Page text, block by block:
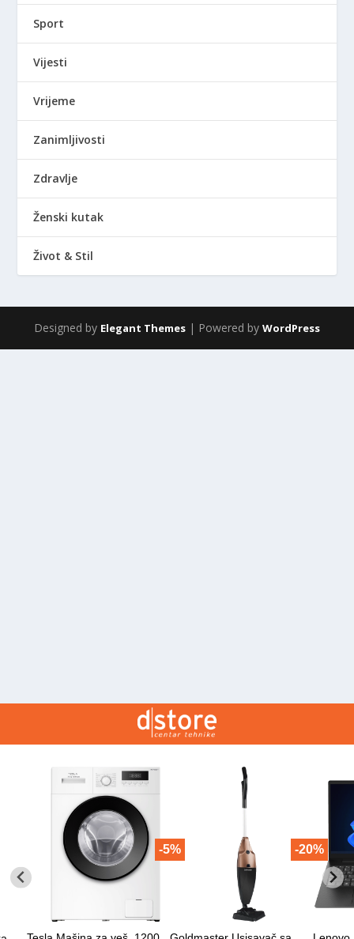
Sport
Vijesti
Vrijeme
Zanimljivosti
Zdravlje
Ženski kutak
Život & Stil
Designed by Elegant Themes | Powered by WordPress